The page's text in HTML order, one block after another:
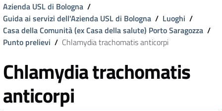
Azienda USL di Bologna /
Guida ai servizi dell'Azienda USL di Bologna / Luoghi /
Casa della Comunità (ex Casa della salute) Porto Saragozza /
Punto prelievi / Chlamydia trachomatis anticorpi
Chlamydia trachomatis
anticorpi